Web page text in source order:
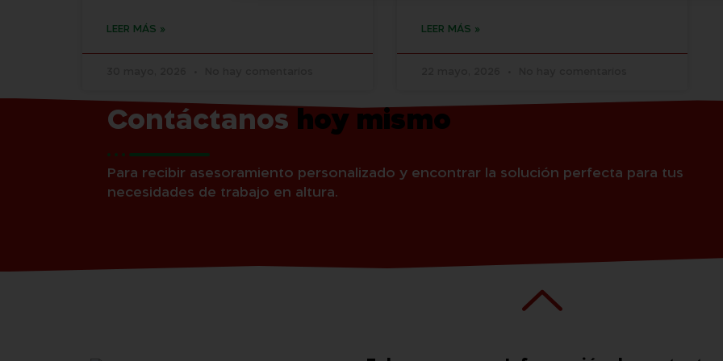
LEER MÁS » LEER MÁS »
Contáctanos hoy mismo
Para recibir asesoramiento personalizado y encontrar la solución perfecta para tus
necesidades de trabajo en altura.